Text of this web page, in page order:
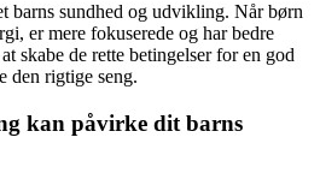
barns sundhed og udvikling. Når børn
er mere fokuserede og har bedre
skabe de rette betingelser for en god
den rigtige seng.
kan påvirke dit barns